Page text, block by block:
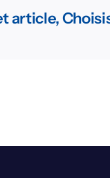
article,